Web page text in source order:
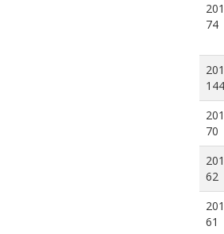
74
144
70
62
61